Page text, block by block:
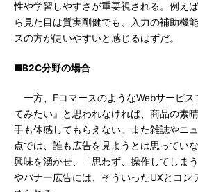
性や学習しやすさが重要視される。例え
ら見た目は質実剛健でも、入力の補助機
スの方が使いやすいと感じるはずだ。
■B2C分野の場合
一方、EコマースのようなWebサービス
てみたい』と思われなければ、商品の素
手も体感してもらえない。また雑誌やニ
点では、誰も広告を見ようとは思ってい
興味を湧かせ、「思わず、操作してし
やバナー広告には、そういったUXとコン